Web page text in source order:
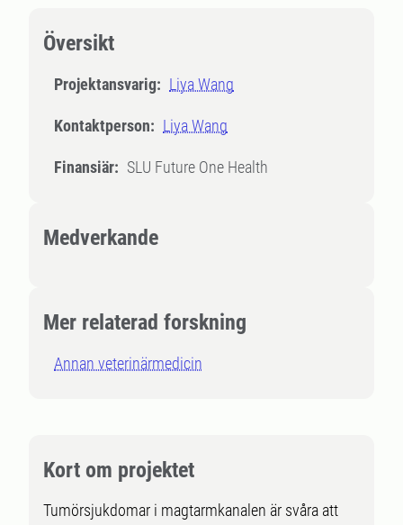
Översikt
Projektansvarig: Liya Wang
Kontaktperson: Liya Wang
Finansiär: SLU Future One Health
Medverkande
Mer relaterad forskning
Annan veterinärmedicin
Kort om projektet
Tumörsjukdomar i magtarmkanalen är svåra att